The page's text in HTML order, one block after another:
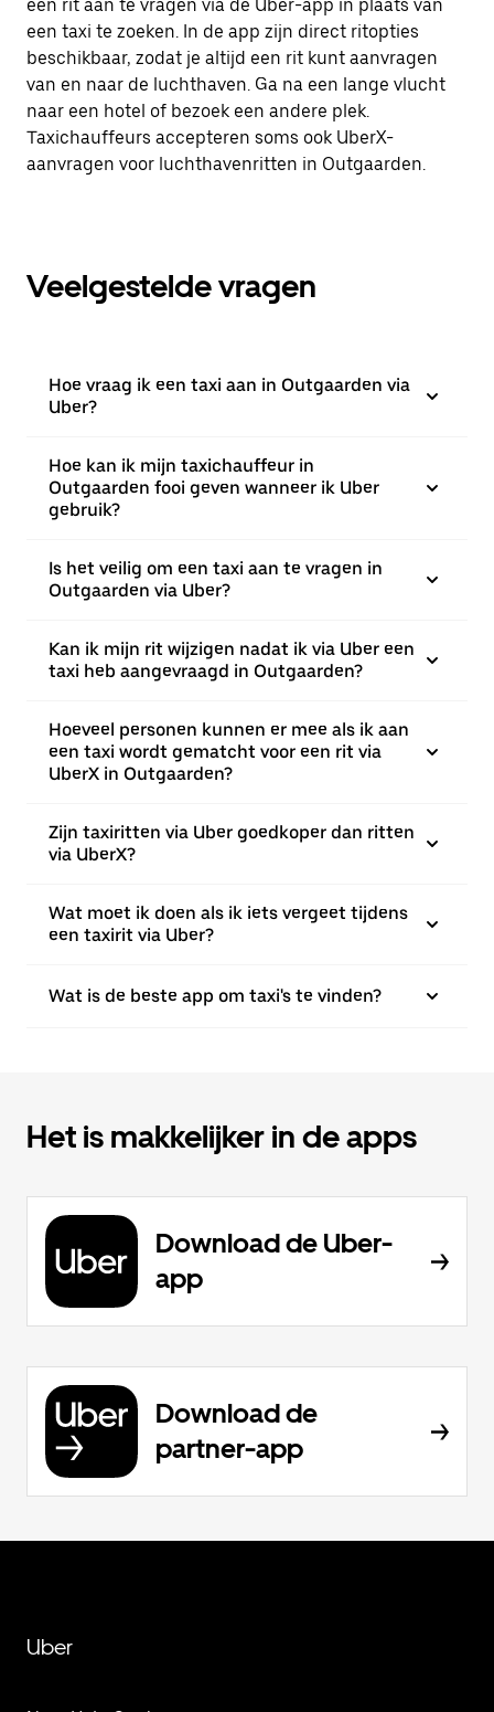
een rit aan te vragen via de Uber-app in plaats van
een taxi te zoeken. In de app zijn direct ritopties
beschikbaar, zodat je altijd een rit kunt aanvragen
van en naar de luchthaven. Ga na een lange vlucht
naar een hotel of bezoek een andere plek.
Taxichauffeurs accepteren soms ook UberX-
aanvragen voor luchthavenritten in Outgaarden.
Veelgestelde vragen
Hoe vraag ik een taxi aan in Outgaarden via
Uber?
Hoe kan ik mijn taxichauffeur in
Outgaarden fooi geven wanneer ik Uber
gebruik?
Is het veilig om een taxi aan te vragen in
Outgaarden via Uber?
Kan ik mijn rit wijzigen nadat ik via Uber een
taxi heb aangevraagd in Outgaarden?
Hoeveel personen kunnen er mee als ik aan
een taxi wordt gematcht voor een rit via
UberX in Outgaarden?
Zijn taxiritten via Uber goedkoper dan ritten
via UberX?
Wat moet ik doen als ik iets vergeet tijdens
een taxirit via Uber?
Wat is de beste app om taxi's te vinden?
Het is makkelijker in de apps
Download de Uber-
app
Download de
partner-app
Uber